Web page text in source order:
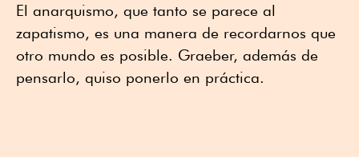
El anarquismo, que tanto se parece al
zapatismo, es una manera de recordarnos que
otro mundo es posible. Graeber, además de
pensarlo, quiso ponerlo en práctica.